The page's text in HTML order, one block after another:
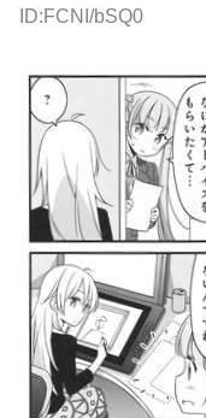
ID:FCNI/bSQ0